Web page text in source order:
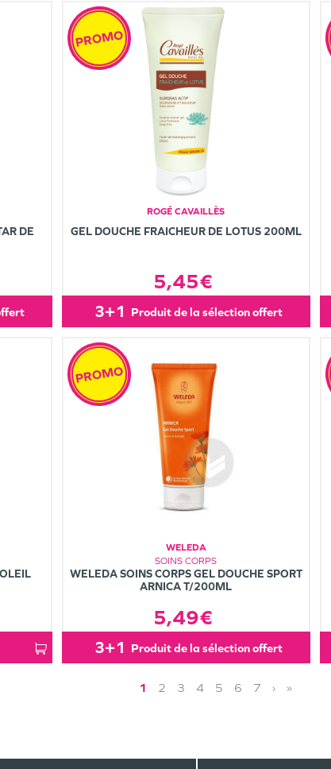
DE
ROGÉ CAVAILLÈS
GEL DOUCHE FRAICHEUR DE LOTUS 200ML
5,45€
PROMO
3+1 produit de la sélection offert
WELEDA
SOINS CORPS
WELEDA SOINS CORPS GEL DOUCHE SPORT
ARNICA T/200ML
5,49€
PROMO
3+1 produit de la sélection offert
1 2 3 4 5 6 7 › »